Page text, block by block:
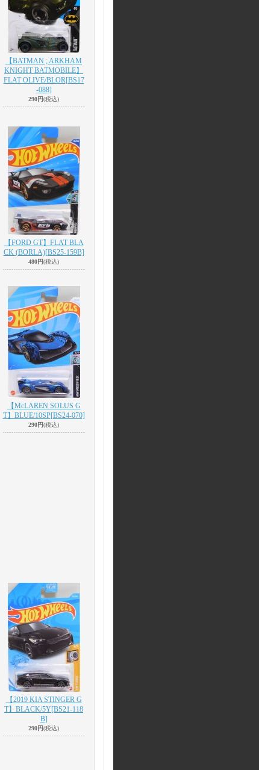
【BATMAN ; ARKHAM
KNIGHT BATMOBILE】
FLAT OLIVE/BLOR[BS17
-088]
290円(税込)
【FORD GT】FLAT BLA
CK (BORLA)[BS25-159B]
480円(税込)
【McLAREN SOLUS G
T】BLUE/10SP[BS24-070]
290円(税込)
【2019 KIA STINGER G
T】BLACK/5Y[BS21-118
B]
290円(税込)